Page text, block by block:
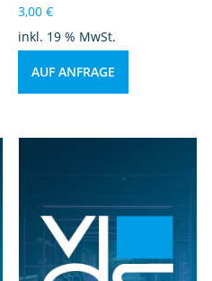
3,00€
inkl. 19 % MwSt.
AUF ANFRAGE